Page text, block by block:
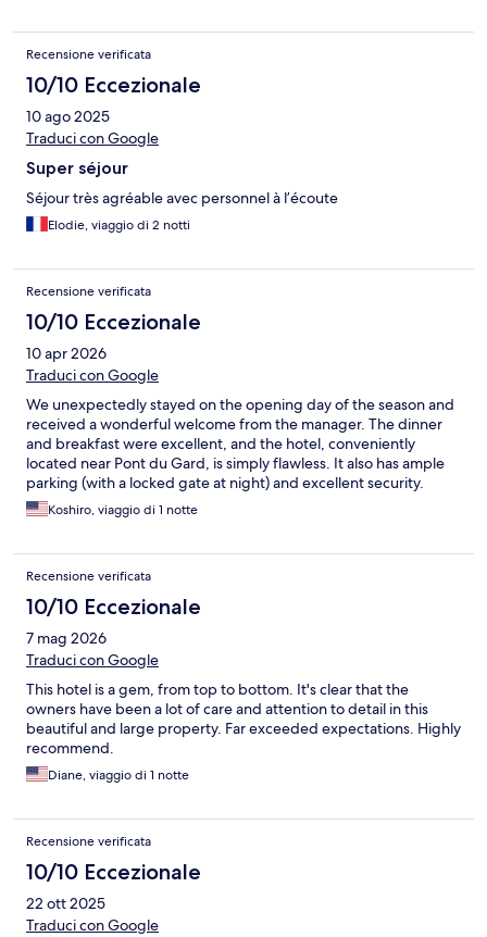
Recensione verificata
10/10 Eccezionale
10 ago 2025
Traduci con Google
Super séjour
Séjour très agréable avec personnel à l’écoute
Elodie, viaggio di 2 notti
Recensione verificata
10/10 Eccezionale
10 apr 2026
Traduci con Google
We unexpectedly stayed on the opening day of the season and
received a wonderful welcome from the manager. The dinner
and breakfast were excellent, and the hotel, conveniently
located near Pont du Gard, is simply flawless. It also has ample
parking (with a locked gate at night) and excellent security.
Koshiro, viaggio di 1 notte
Recensione verificata
10/10 Eccezionale
7 mag 2026
Traduci con Google
This hotel is a gem, from top to bottom. It's clear that the
owners have been a lot of care and attention to detail in this
beautiful and large property. Far exceeded expectations. Highly
recommend.
Diane, viaggio di 1 notte
Recensione verificata
10/10 Eccezionale
22 ott 2025
Traduci con Google